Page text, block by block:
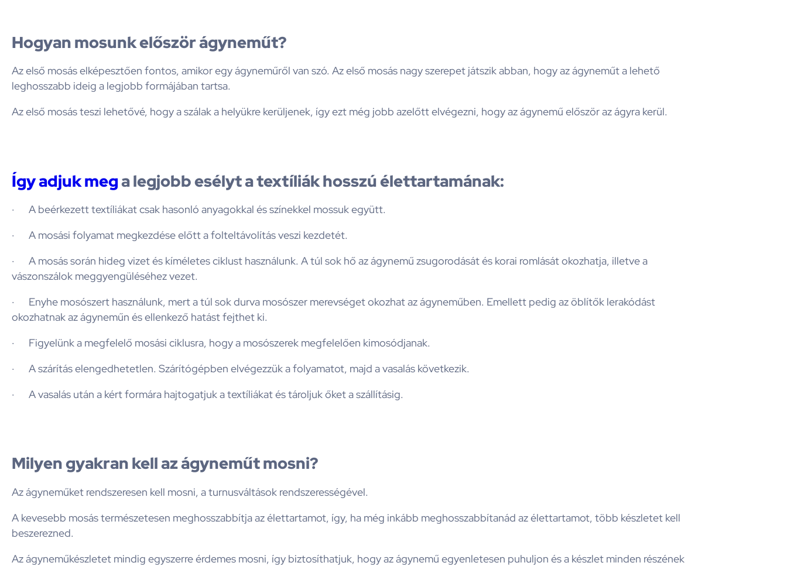
Hogyan mosunk először ágyneműt?
Az első mosás elképesztően fontos, amikor egy ágyneműről van szó. Az első mosás nagy szerepet játszik abban, hogy az ágyneműt a lehető
leghosszabb ideig a legjobb formájában tartsa.
Az első mosás teszi lehetővé, hogy a szálak a helyükre kerüljenek, így ezt még jobb azelőtt elvégezni, hogy az ágynemű először az ágyra kerül.
Így adjuk mega legjobb esélyt a textíliák hosszú élettartamának:
· A beérkezett textíliákat csak hasonló anyagokkal és színekkel mossuk együtt.
· A mosási folyamat megkezdése előtt a folteltávolítás veszi kezdetét.
· A mosás során hideg vizet és kíméletes ciklust használunk. A túl sok hő az ágynemű zsugorodását és korai romlását okozhatja, illetve a
vászonszálok meggyengüléséhez vezet.
· Enyhe mosószert használunk, mert a túl sok durva mosószer merevséget okozhat az ágyneműben. Emellett pedig az öblítők lerakódást
okozhatnak az ágyneműn és ellenkező hatást fejthet ki.
· Figyelünk a megfelelő mosási ciklusra, hogy a mosószerek megfelelően kimosódjanak.
· A szárítás elengedhetetlen. Szárítógépben elvégezzük a folyamatot, majd a vasalás következik.
· A vasalás után a kért formára hajtogatjuk a textíliákat és tároljuk őket a szállításig.
Milyen gyakran kell az ágyneműt mosni?
Az ágyneműket rendszeresen kell mosni, a turnusváltások rendszerességével.
A kevesebb mosás természetesen meghosszabbítja az élettartamot, így, ha még inkább meghosszabbítanád az élettartamot, több készletet kell
beszerezned.
Az ágyneműkészletet mindig egyszerre érdemes mosni, így biztosíthatjuk, hogy az ágynemű egyenletesen puhuljon és a készlet minden részének